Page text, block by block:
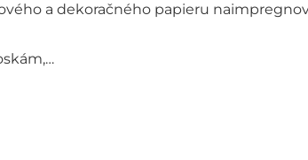
a dekoračného papieru